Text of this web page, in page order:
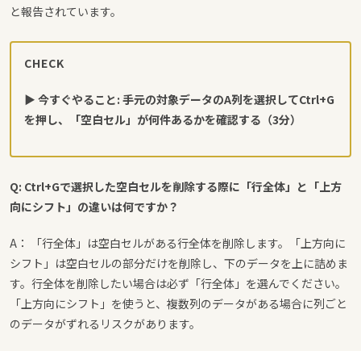
と報告されています。
CHECK
▶ 今すぐやること: 手元の対象データのA列を選択してCtrl+G
を押し、「空白セル」が何件あるかを確認する（3分）
Q: Ctrl+Gで選択した空白セルを削除する際に「行全体」と「上方
向にシフト」の違いは何ですか？
A： 「行全体」は空白セルがある行全体を削除します。「上方向に
シフト」は空白セルの部分だけを削除し、下のデータを上に詰めま
す。行全体を削除したい場合は必ず「行全体」を選んでください。
「上方向にシフト」を使うと、複数列のデータがある場合に列ごと
のデータがずれるリスクがあります。